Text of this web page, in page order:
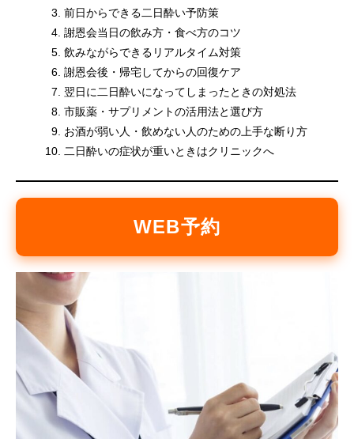
前日からできる二日酔い予防策
謝恩会当日の飲み方・食べ方のコツ
飲みながらできるリアルタイム対策
謝恩会後・帰宅してからの回復ケア
翌日に二日酔いになってしまったときの対処法
市販薬・サプリメントの活用法と選び方
お酒が弱い人・飲めない人のための上手な断り方
二日酔いの症状が重いときはクリニックへ
WEB予約